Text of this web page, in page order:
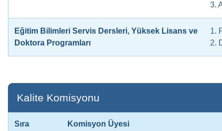
3.
Eğitim Bilimleri Servis Dersleri, Yüksek Lisans ve
Doktora Programları
1.
2.
Kalite Komisyonu
Sıra Komisyon Üyesi